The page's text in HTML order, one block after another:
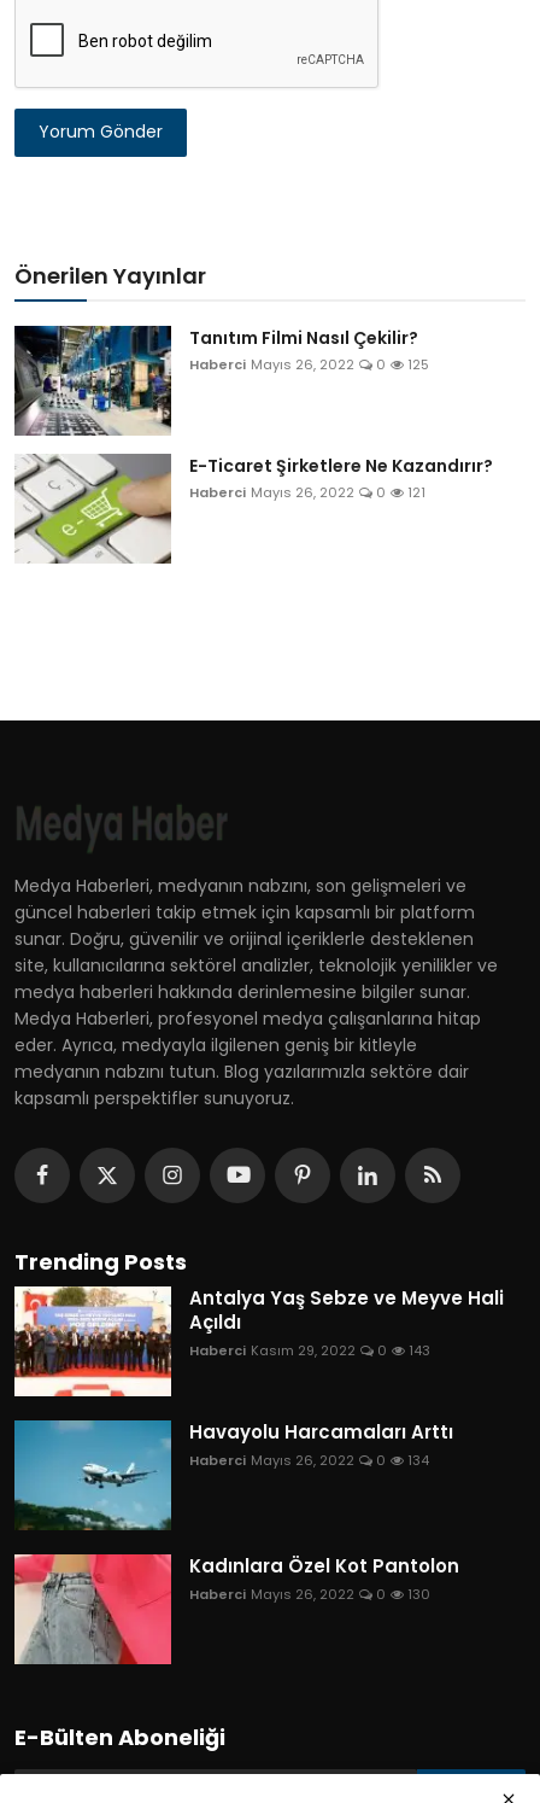
Yorum Gönder
Önerilen Yayınlar
Tanıtım Filmi Nasıl Çekilir?
Haberci Mayıs 26, 2022 0 125
E-Ticaret Şirketlere Ne Kazandırır?
Haberci Mayıs 26, 2022 0 121
Medya Haberleri, medyanın nabzını, son gelişmeleri ve
güncel haberleri takip etmek için kapsamlı bir platform
sunar. Doğru, güvenilir ve orijinal içeriklerle desteklenen
site, kullanıcılarına sektörel analizler, teknolojik yenilikler ve
medya haberleri hakkında derinlemesine bilgiler sunar.
Medya Haberleri, profesyonel medya çalışanlarına hitap
eder. Ayrıca, medyayla ilgilenen geniş bir kitleyle
medyanın nabzını tutun. Blog yazılarımızla sektöre dair
kapsamlı perspektifler sunuyoruz.
Trending Posts
Antalya Yaş Sebze ve Meyve Hali
Açıldı
Haberci Kasım 29, 2022 0 143
Havayolu Harcamaları Arttı
Haberci Mayıs 26, 2022 0 134
Kadınlara Özel Kot Pantolon
Haberci Mayıs 26, 2022 0 130
E-Bülten Aboneliği
Abone Ol